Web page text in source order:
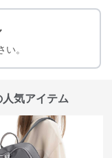
。
気アイテム